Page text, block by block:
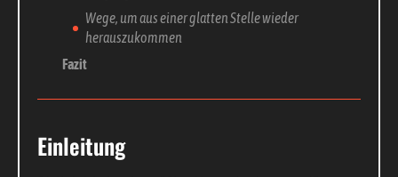
Wege, um aus einer glatten Stelle wieder
herauszukommen
Fazit
Einleitung